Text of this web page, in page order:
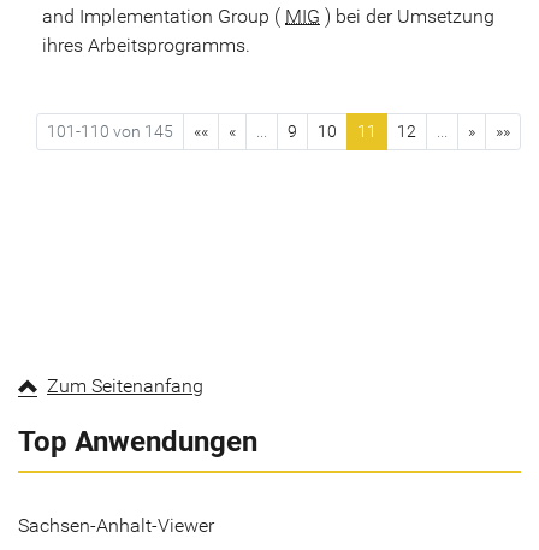
and Implementation Group ( MIG ) bei der Umsetzung
ihres Arbeitsprogramms.
101-110 von 145 «« « 9 10 11 12 » »»
Zum Seitenanfang
Top Anwendungen
Sachsen-Anhalt-Viewer